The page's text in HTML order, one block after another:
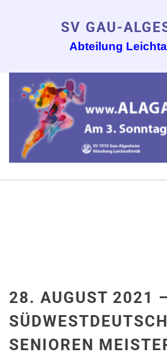
SV GAU-
Abteilung
28. AUGUST 2021 –
SENIOREN